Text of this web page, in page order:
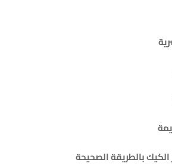
بالطريقة الصحيحة